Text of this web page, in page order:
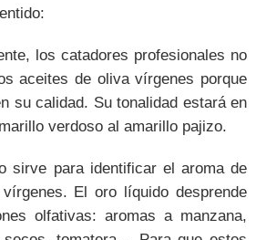
los catadores profesionales no
aceites de oliva vírgenes porque
su calidad. Su tonalidad estará en
verdoso al amarillo pajizo.
sirve para identificar el aroma de
El oro líquido desprende
olfativas: aromas a manzana,